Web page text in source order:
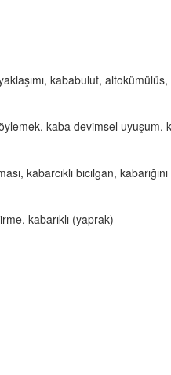
kababulut, altokümülüs,
kaba devimsel uyuşum,
kabarcıklı bıcılgan, kabarığını
kabarıklı (yaprak)